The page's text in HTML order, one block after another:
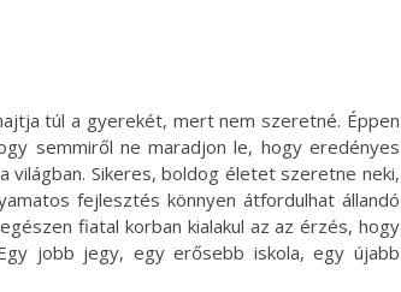
túl a gyerekét, mert nem szeretné. Éppen
semmiről ne maradjon le, hogy eredényes
Sikeres, boldog életet szeretne neki,
fejlesztés könnyen átfordulhat állandó
fiatal korban kialakul az az érzés, hogy
jobb jegy, egy erősebb iskola, egy újabb